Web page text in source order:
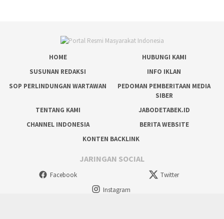
HOME
HUBUNGI KAMI
SUSUNAN REDAKSI
INFO IKLAN
SOP PERLINDUNGAN WARTAWAN
PEDOMAN PEMBERITAAN MEDIA
SIBER
TENTANG KAMI
JABODETABEK.ID
CHANNEL INDONESIA
BERITA WEBSITE
KONTEN BACKLINK
JARINGAN SOCIAL
Facebook
Twitter
Instagram